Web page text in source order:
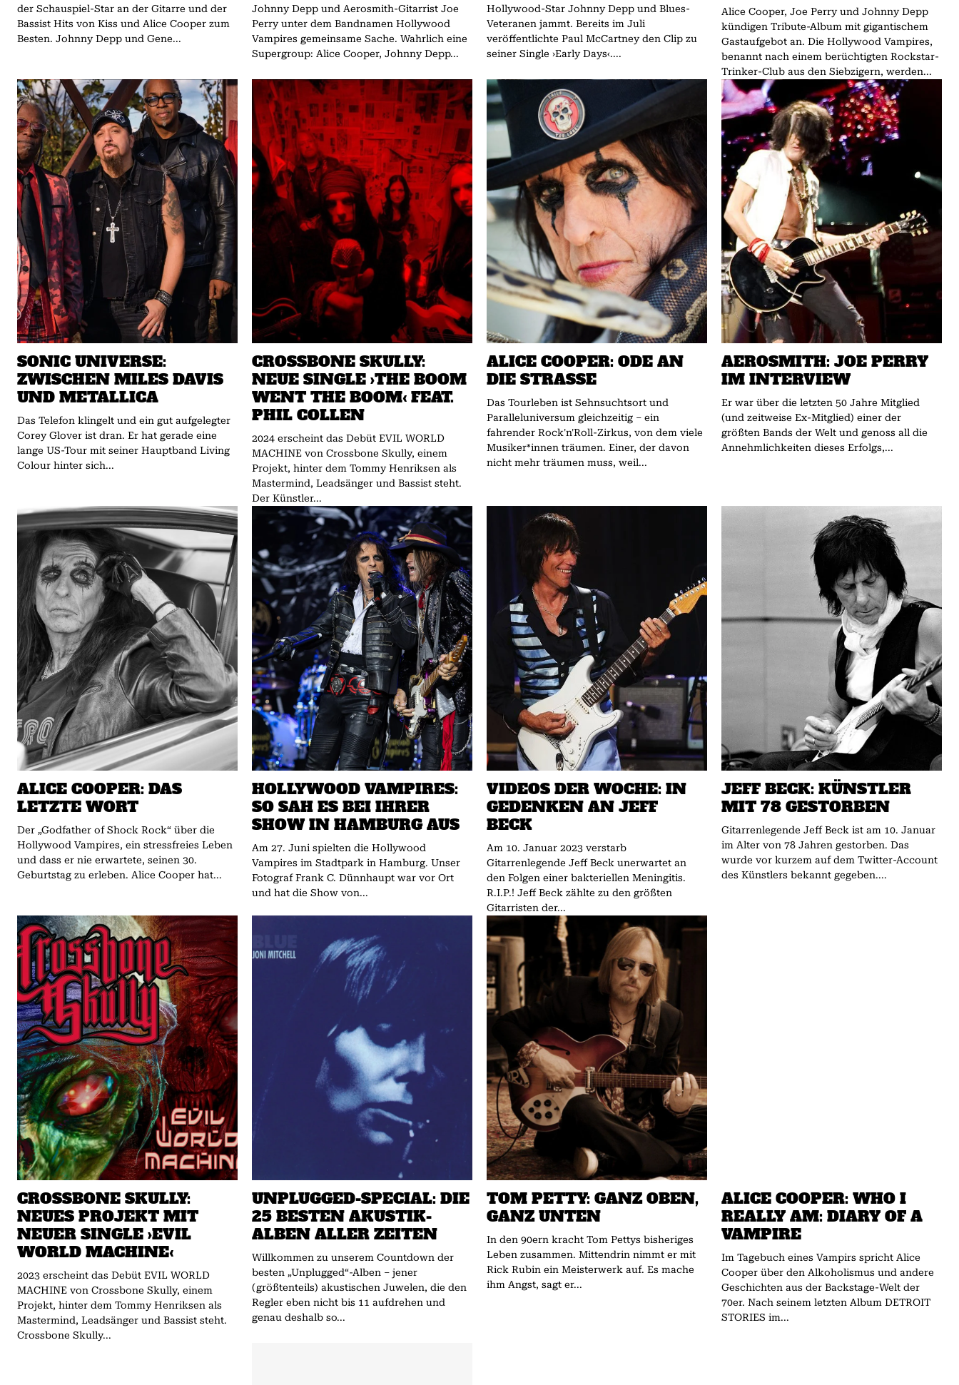
der Schauspiel-Star an der Gitarre und der
Bassist Hits von Kiss und Alice Cooper zum
Besten. Johnny Depp und Gene...
Johnny Depp und Aerosmith-Gitarrist Joe
Perry unter dem Bandnamen Hollywood
Vampires gemeinsame Sache. Wahrlich eine
Supergroup: Alice Cooper, Johnny Depp...
Hollywood-Star Johnny Depp und Blues-
Veteranen jammt. Bereits im Juli
veröffentlichte Paul McCartney den Clip zu
seiner Single ›Early Days‹....
Alice Cooper, Joe Perry und Johnny Depp
kündigen Tribute-Album mit gigantischem
Gastaufgebot an. Die Hollywood Vampires,
benannt nach einem berüchtigten Rockstar-
Trinker-Club aus den Siebzigern, werden...
SONIC UNIVERSE:
ZWISCHEN MILES DAVIS
UND METALLICA
Das Telefon klingelt und ein gut aufgelegter
Corey Glover ist dran. Er hat gerade eine
lange US-Tour mit seiner Hauptband Living
Colour hinter sich...
CROSSBONE SKULLY:
NEUE SINGLE ›THE BOOM
WENT THE BOOM‹ FEAT.
PHIL COLLEN
2024 erscheint das Debüt EVIL WORLD
MACHINE von Crossbone Skully, einem
Projekt, hinter dem Tommy Henriksen als
Mastermind, Leadsänger und Bassist steht.
Der Künstler...
ALICE COOPER: ODE AN
DIE STRASSE
Das Tourleben ist Sehnsuchtsort und
Paralleluniversum gleichzeitig – ein
fahrender Rock'n'Roll-Zirkus, von dem viele
Musiker*innen träumen. Einer, der davon
nicht mehr träumen muss, weil...
AEROSMITH: JOE PERRY
IM INTERVIEW
Er war über die letzten 50 Jahre Mitglied
(und zeitweise Ex-Mitglied) einer der
größten Bands der Welt und genoss all die
Annehmlichkeiten dieses Erfolgs,...
ALICE COOPER: DAS
LETZTE WORT
Der „Godfather of Shock Rock“ über die
Hollywood Vampires, ein stressfreies Leben
und dass er nie erwartete, seinen 30.
Geburtstag zu erleben. Alice Cooper hat...
HOLLYWOOD VAMPIRES:
SO SAH ES BEI IHRER
SHOW IN HAMBURG AUS
Am 27. Juni spielten die Hollywood
Vampires im Stadtpark in Hamburg. Unser
Fotograf Frank C. Dünnhaupt war vor Ort
und hat die Show von...
VIDEOS DER WOCHE: IN
GEDENKEN AN JEFF
BECK
Am 10. Januar 2023 verstarb
Gitarrenlegende Jeff Beck unerwartet an
den Folgen einer bakteriellen Meningitis.
R.I.P.! Jeff Beck zählte zu den größten
Gitarristen der...
JEFF BECK: KÜNSTLER
MIT 78 GESTORBEN
Gitarrenlegende Jeff Beck ist am 10. Januar
im Alter von 78 Jahren gestorben. Das
wurde vor kurzem auf dem Twitter-Account
des Künstlers bekannt gegeben....
CROSSBONE SKULLY:
NEUES PROJEKT MIT
NEUER SINGLE ›EVIL
WORLD MACHINE‹
2023 erscheint das Debüt EVIL WORLD
MACHINE von Crossbone Skully, einem
Projekt, hinter dem Tommy Henriksen als
Mastermind, Leadsänger und Bassist steht.
Crossbone Skully...
UNPLUGGED-SPECIAL: DIE
25 BESTEN AKUSTIK-
ALBEN ALLER ZEITEN
Willkommen zu unserem Countdown der
besten „Unplugged“-Alben – jener
(größtenteils) akustischen Juwelen, die den
Regler eben nicht bis 11 aufdrehen und
genau deshalb so...
TOM PETTY: GANZ OBEN,
GANZ UNTEN
In den 90ern kracht Tom Pettys bisheriges
Leben zusammen. Mittendrin nimmt er mit
Rick Rubin ein Meisterwerk auf. Es mache
ihm Angst, sagt er...
ALICE COOPER: WHO I
REALLY AM: DIARY OF A
VAMPIRE
Im Tagebuch eines Vampirs spricht Alice
Cooper über den Alkoholismus und andere
Geschichten aus der Backstage-Welt der
70er. Nach seinem letzten Album DETROIT
STORIES im...